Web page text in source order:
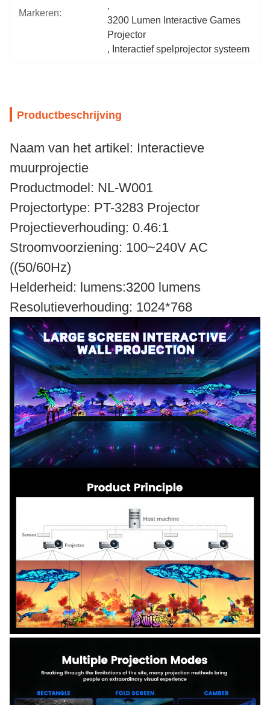
Markeren:
,
3200 Lumen Interactive Games
Projector
, Interactief spelprojector systeem
Productbeschrijving
Naam van het artikel: Interactieve
muurprojectie
Productmodel: NL-W001
Projectortype: PT-3283 Projector
Projectieverhouding: 0.46:1
Stroomvoorziening: 100~240V AC
((50/60Hz)
Helderheid: lumens:3200 lumens
Resolutieverhouding: 1024*768